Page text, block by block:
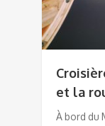
et la
À bord du